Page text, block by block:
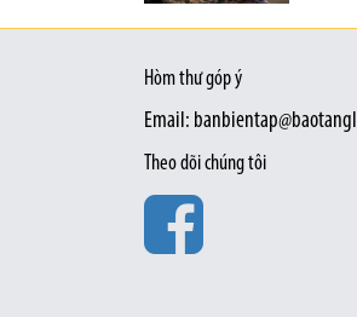
Hòm thư góp ý
Email:
Theo dõi chúng tôi